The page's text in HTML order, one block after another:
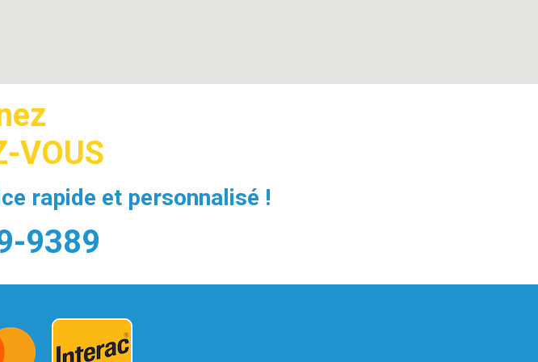
VOUS
rapide et personnalisé !
9389